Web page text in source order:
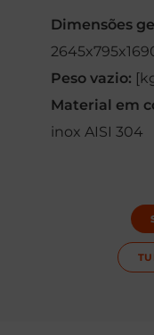
Dimensões
Peso vazio:
Material em
inox AISI 304